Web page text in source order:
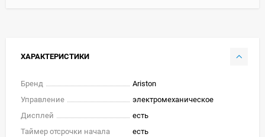
ХАРАКТЕРИСТИКИ
Бренд
Ariston
Управление
электромеханическое
Дисплей
есть
Таймер отсрочки начала
есть